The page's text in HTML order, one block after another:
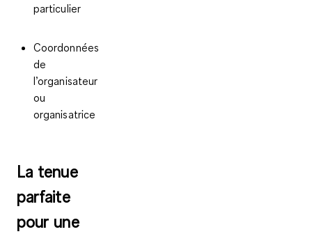
particulier
Coordonnées
de
l’organisateur
ou
organisatrice
La tenue
parfaite
pour une